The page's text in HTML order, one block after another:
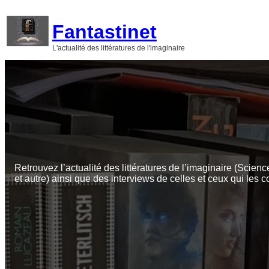
contenu
Fantastinet
L'actualité des littératures de l'imaginaire
Retrouvez l’actualité des littératures de l’imaginaire
et autre) ainsi que des interviews de celles et ceux qui les